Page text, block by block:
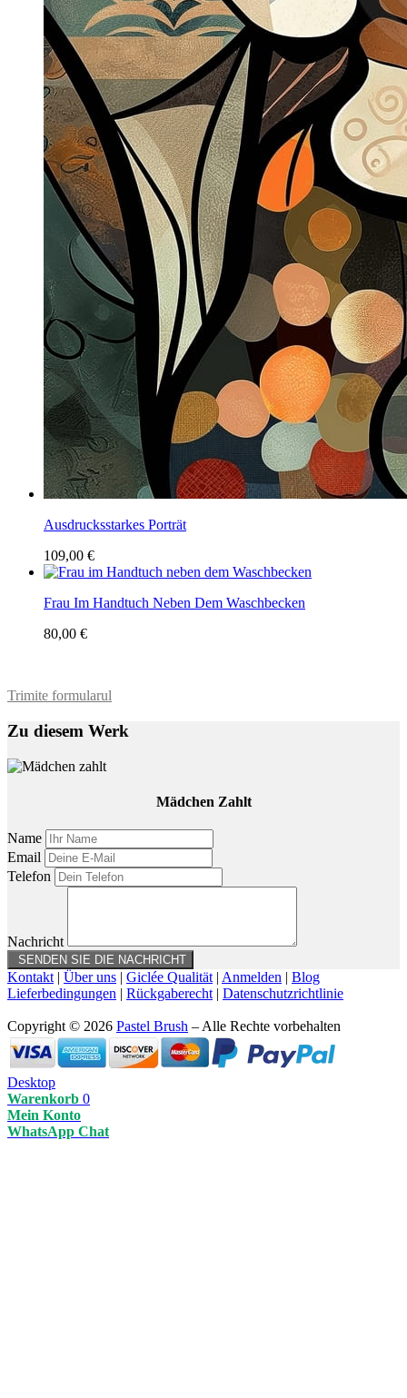
Ausdrucksstarkes Porträt
109,00 €
Frau Im Handtuch Neben Dem Waschbecken
80,00 €
Trimite formularul
Zu diesem Werk
Mädchen Zahlt
Name
Email
Telefon
Nachricht
Kontakt | Über uns | Giclée Qualität | Anmelden | Blog
Lieferbedingungen | Rückgaberecht | Datenschutzrichtlinie
Copyright © 2026 Pastel Brush – Alle Rechte vorbehalten
Desktop
Warenkorb 0
Mein Konto
WhatsApp Chat